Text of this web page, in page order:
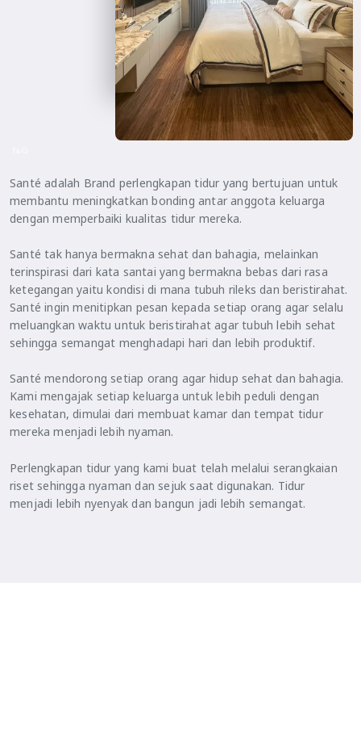
Santé adalah Brand perlengkapan tidur yang bertujuan untuk
membantu meningkatkan bonding antar anggota keluarga
dengan memperbaiki kualitas tidur mereka.
Santé tak hanya bermakna sehat dan bahagia, melainkan
terinspirasi dari kata santai yang bermakna bebas dari rasa
ketegangan yaitu kondisi di mana tubuh rileks dan beristirahat.
Santé ingin menitipkan pesan kepada setiap orang agar selalu
meluangkan waktu untuk beristirahat agar tubuh lebih sehat
sehingga semangat menghadapi hari dan lebih produktif.
Santé mendorong setiap orang agar hidup sehat dan bahagia.
Kami mengajak setiap keluarga untuk lebih peduli dengan
kesehatan, dimulai dari membuat kamar dan tempat tidur
mereka menjadi lebih nyaman.
Perlengkapan tidur yang kami buat telah melalui serangkaian
riset sehingga nyaman dan sejuk saat digunakan. Tidur
menjadi lebih nyenyak dan bangun jadi lebih semangat.